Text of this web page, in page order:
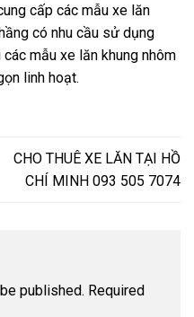
cấp các mẫu xe lăn
có nhu cầu sử dụng
các mẫu xe lăn khung nhôm
linh hoạt.
CHO THUÊ XE LĂN TẠI HỒ
CHÍ MINH 093 505 7074
published. Required